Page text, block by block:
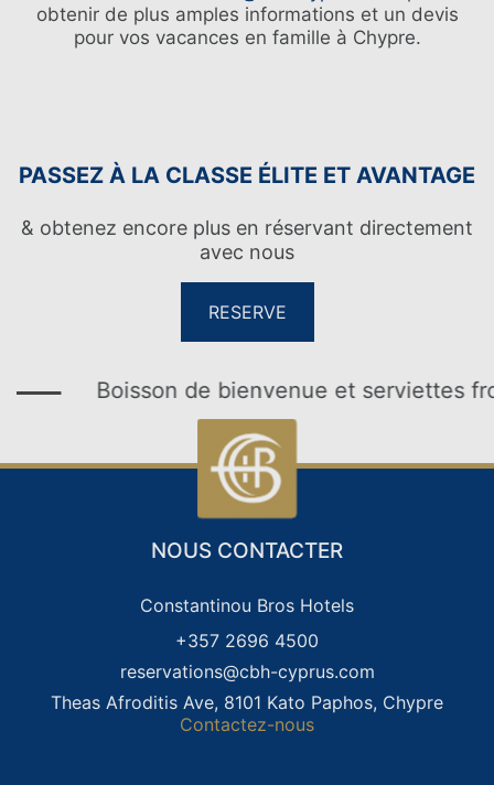
IDEAL POUR
obtenir de plus amples informations et un devis
pour vos vacances en famille à Chypre.
PASSEZ À LA CLASSE ÉLITE ET AVANTAGE
& obtenez encore plus en réservant directement
avec nous
RESERVE
Boisson de bienvenue et serviettes
NOUS CONTACTER
Constantinou Bros Hotels
+357 2696 4500
reservations@cbh-cyprus.com
Theas Afroditis Ave, 8101 Kato Paphos, Chypre
Contactez-nous